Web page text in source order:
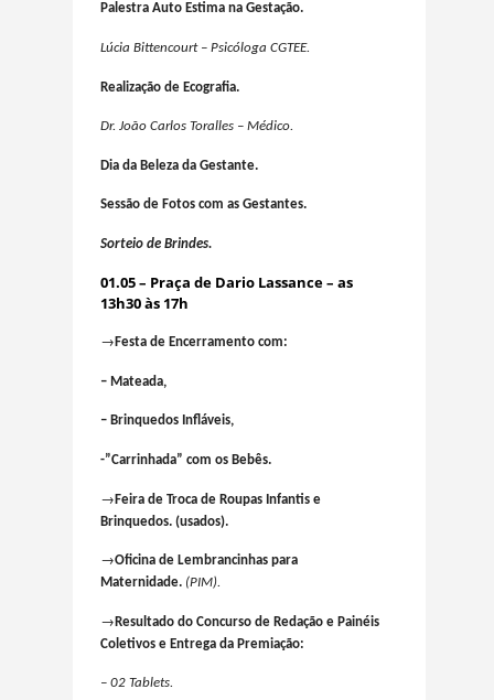
Palestra Auto Estima na Gestação.
Lúcia Bittencourt – Psicóloga CGTEE.
Realização de Ecografia.
Dr. João Carlos Toralles – Médico.
Dia da Beleza da Gestante.
Sessão de Fotos com as Gestantes.
Sorteio de Brindes.
01.05 – Praça de Dario Lassance – as
13h30 às 17h
→ Festa de Encerramento com:
– Mateada,
– Brinquedos Infláveis,
-”Carrinhada” com os Bebês.
→ Feira de Troca de Roupas Infantis e
Brinquedos. (usados).
→Oficina de Lembrancinhas para
Maternidade. (PIM).
→ Resultado do Concurso de Redação e Painéis
Coletivos e Entrega da Premiação:
– 02 Tablets.